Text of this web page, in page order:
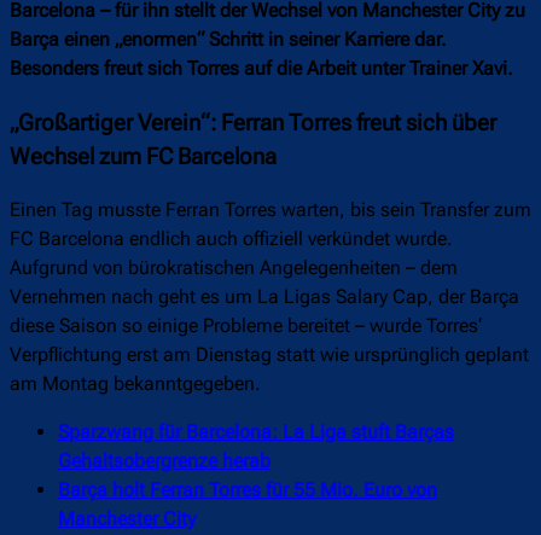
Barcelona – für ihn stellt der Wechsel von Manchester City zu
Barça einen „enormen“ Schritt in seiner Karriere dar.
Besonders freut sich Torres auf die Arbeit unter Trainer Xavi.
„Großartiger Verein“: Ferran Torres freut sich über
Wechsel zum FC Barcelona
Einen Tag musste Ferran Torres warten, bis sein Transfer zum
FC Barcelona endlich auch offiziell verkündet wurde.
Aufgrund von bürokratischen Angelegenheiten – dem
Vernehmen nach geht es um La Ligas Salary Cap, der Barça
diese Saison so einige Probleme bereitet – wurde Torres‘
Verpflichtung erst am Dienstag statt wie ursprünglich geplant
am Montag bekanntgegeben.
Sparzwang für Barcelona: La Liga stuft Barças
Gehaltsobergrenze herab
Barça holt Ferran Torres für 55 Mio. Euro von
Manchester City